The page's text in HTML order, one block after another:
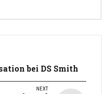
bei DS Smith
NEXT